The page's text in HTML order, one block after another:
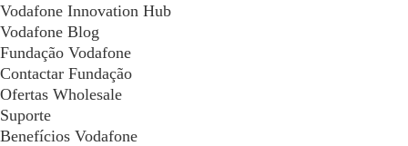
Vodafone Innovation Hub
Vodafone Blog
Fundação Vodafone
Contactar Fundação
Ofertas Wholesale
Suporte
Benefícios Vodafone